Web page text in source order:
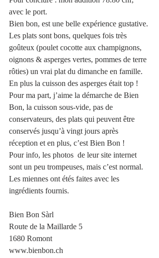
avec le port.
Bien bon, est une belle expérience gustative.
Les plats sont bons, quelques fois très
goûteux (poulet cocotte aux champignons,
oignons & asperges vertes, pommes de terre
rôties) un vrai plat du dimanche en famille.
En plus la cuisson des asperges était top !
Pour ma part, j’aime la démarche de Bien
Bon, la cuisson sous-vide, pas de
conservateurs, des plats qui peuvent être
conservés jusqu’à vingt jours après
réception et en plus, c’est Bien Bon !
Pour info, les photos  de leur site internet
sont un peu trompeuses, mais c’est normal.
Les miennes ont étés faites avec les
ingrédients fournis.
Bien Bon Sàrl
Route de la Maillarde 5
1680 Romont
www.bienbon.ch